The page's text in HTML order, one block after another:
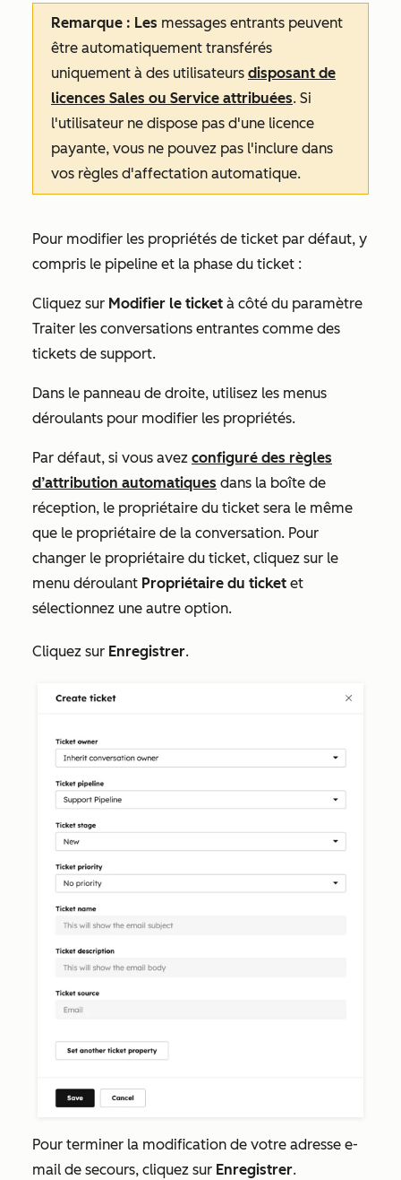
Remarque : Les messages entrants peuvent
être automatiquement transférés
uniquement à des utilisateurs disposant de
licences Sales ou Service attribuées. Si
l'utilisateur ne dispose pas d'une licence
payante, vous ne pouvez pas l'inclure dans
vos règles d'affectation automatique.
Pour modifier les propriétés de ticket par défaut, y
compris le pipeline et la phase du ticket :
Cliquez sur Modifier le ticket à côté du paramètre
Traiter les conversations entrantes comme des
tickets de support.
Dans le panneau de droite, utilisez les menus
déroulants pour modifier les propriétés.
Par défaut, si vous avez configuré des règles
d’attribution automatiques dans la boîte de
réception, le propriétaire du ticket sera le même
que le propriétaire de la conversation. Pour
changer le propriétaire du ticket, cliquez sur le
menu déroulant Propriétaire du ticket et
sélectionnez une autre option.
Cliquez sur Enregistrer.
Pour terminer la modification de votre adresse e-
mail de secours, cliquez sur Enregistrer.